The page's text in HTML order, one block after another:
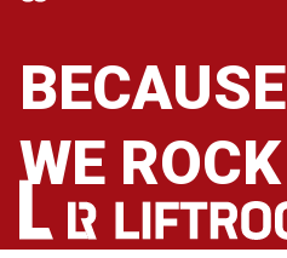
BECAUSE
WE ROCK